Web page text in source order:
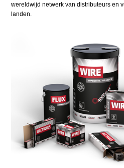
wereldwijd netwerk van distributeurs en
landen.